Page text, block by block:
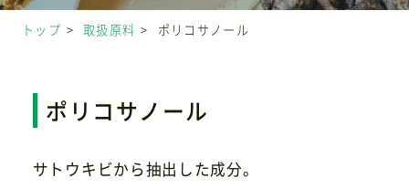
取扱原料
トップ 取扱原料 ポリコサノール
ポリコサノール
サトウキビから抽出した成分。